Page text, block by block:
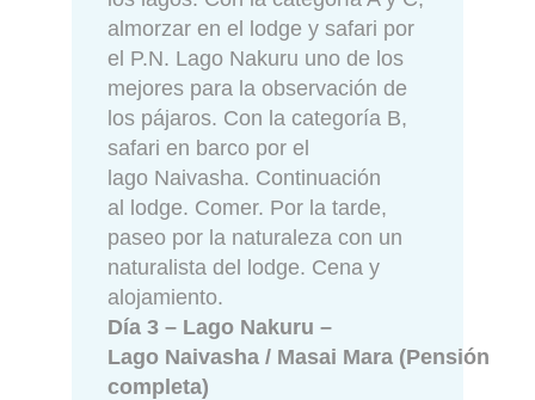
almorzar en el lodge y safari por
el P.N. Lago Nakuru uno de los
mejores para la observación de
los pájaros. Con la categoría B,
safari en barco por el
lago Naivasha. Continuación
al lodge. Comer. Por la tarde,
paseo por la naturaleza con un
naturalista del lodge. Cena y
alojamiento.
Día 3 – Lago Nakuru –
Lago Naivasha / Masai Mara (Pensión
completa)